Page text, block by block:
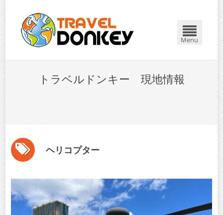
Menu
トラベルドンキー 現地情報
ヘリコプター